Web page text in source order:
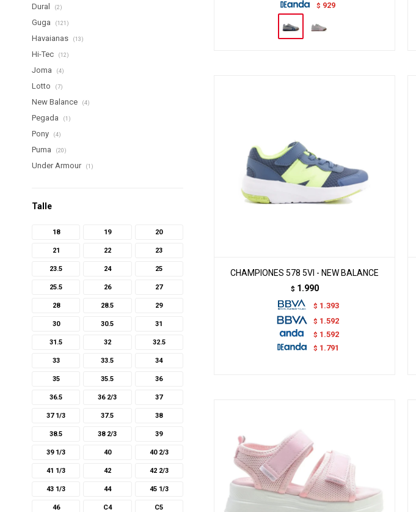
$ 929
CHAMPIONES 578 5VI - NEW BALANCE
$ 1.990
$ 1.393
$ 1.592
$ 1.592
$ 1.791
Dural (2)
Guga (121)
Havaianas (13)
Hi-Tec (12)
Joma (4)
Lotto (7)
New Balance (4)
Pegada (1)
Pony (4)
Puma (20)
Under Armour (1)
Talle
18 19 20
21 22 23
23.5 24 25
25.5 26 27
28 28.5 29
30 30.5 31
31.5 32 32.5
33 33.5 34
35 35.5 36
36.5 36 2/3 37
37 1/3 37.5 38
38.5 38 2/3 39
39 1/3 40 40 2/3
41 1/3 42 42 2/3
43 1/3 44 45 1/3
46 C4 C5